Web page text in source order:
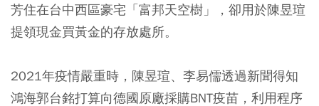
芳住在台中西區豪宅「富邦天空樹」，卻用於陳昱瑄
提領現金買黃金的存放處所。
2021年疫情嚴重時，陳昱瑄、李易儒透過新聞得知
鴻海郭台銘打算向德國原廠採購BNT疫苗，利用程序